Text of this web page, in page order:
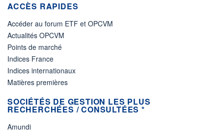
ACCÈS RAPIDES
Accéder au forum ETF et OPCVM
Actualités OPCVM
Points de marché
Indices France
Indices internationaux
Matières premières
SOCIÉTÉS DE GESTION LES PLUS
RECHERCHÉES / CONSULTÉES *
Amundi